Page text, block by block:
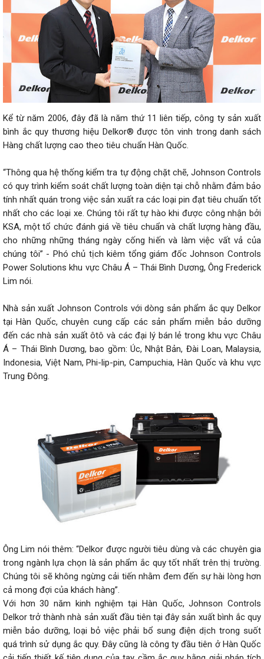
Kể từ năm 2006, đây đã là năm thứ 11 liên tiếp, công ty sản xuất
bình ắc quy thương hiệu Delkor® được tôn vinh trong danh sách
Hàng chất lượng cao theo tiêu chuẩn Hàn Quốc.
“Thông qua hệ thống kiểm tra tự động chặt chẽ, Johnson Controls
có quy trình kiểm soát chất lượng toàn diện tại chỗ nhằm đảm bảo
tính nhất quán trong việc sản xuất ra các loại pin đạt tiêu chuẩn tốt
nhất cho các loại xe. Chúng tôi rất tự hào khi được công nhận bởi
KSA, một tổ chức đánh giá về tiêu chuẩn và chất lượng hàng đầu,
cho những những tháng ngày cống hiến và làm việc vất vả của
chúng tôi” - Phó chủ tịch kiêm tổng giám đốc Johnson Controls
Power Solutions khu vực Châu Á – Thái Bình Dương, Ông Frederick
Lim nói.
Nhà sản xuất Johnson Controls với dòng sản phẩm ắc quy Delkor
tại Hàn Quốc, chuyên cung cấp các sản phẩm miễn bảo dưỡng
đến các nhà sản xuất ôtô và các đại lý bán lẻ trong khu vực Châu
Á – Thái Bình Dương, bao gồm: Úc, Nhật Bản, Đài Loan, Malaysia,
Indonesia, Việt Nam, Phi-lip-pin, Campuchia, Hàn Quốc và khu vực
Trung Đông.
Ông Lim nói thêm: “Delkor được người tiêu dùng và các chuyên gia
trong ngành lựa chọn là sản phẩm ắc quy tốt nhất trên thị trường.
Chúng tôi sẽ không ngừng cải tiến nhằm đem đến sự hài lòng hơn
cả mong đợi của khách hàng”.
Với hơn 30 năm kinh nghiệm tại Hàn Quốc, Johnson Controls
Delkor trở thành nhà sản xuất đầu tiên tại đây sản xuất bình ắc quy
miễn bảo dưỡng, loại bỏ việc phải bổ sung điện dịch trong suốt
quá trình sử dụng ắc quy. Đây cũng là công ty đầu tiên ở Hàn Quốc